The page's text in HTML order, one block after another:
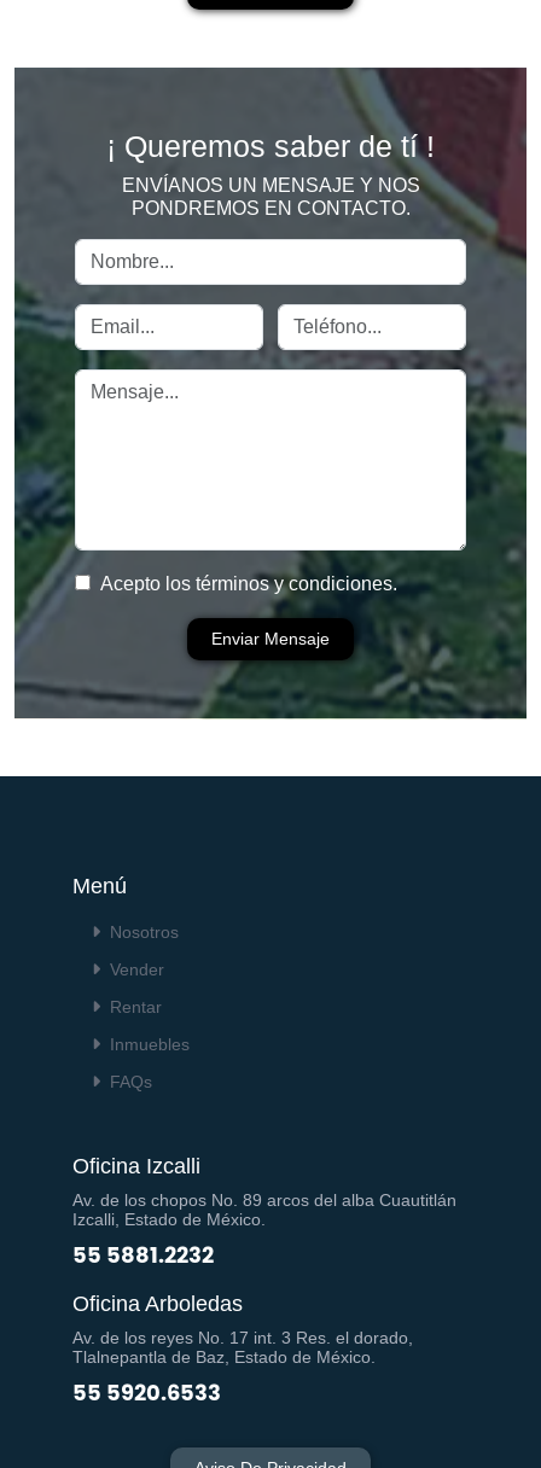
¡ Queremos saber de tí !
ENVÍANOS UN MENSAJE Y NOS
PONDREMOS EN CONTACTO.
Acepto los términos y condiciones.
Enviar Mensaje
Menú
Nosotros
Vender
Rentar
Inmuebles
FAQs
Oficina Izcalli
Av. de los chopos No. 89 arcos del alba Cuautitlán
Izcalli, Estado de México.
55 5881.2232
Oficina Arboledas
Av. de los reyes No. 17 int. 3 Res. el dorado,
Tlalnepantla de Baz, Estado de México.
55 5920.6533